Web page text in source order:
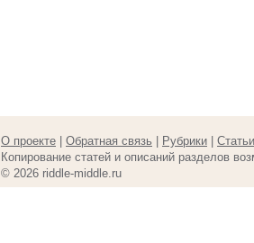
О проекте Обратная связь Рубрики
Статьи
Копирование статей и описаний разделов
© 2026 riddle-middle.ru